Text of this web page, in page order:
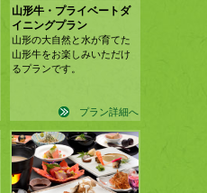
山形牛・プライベートダ
イニングプラン
山形の大自然と水が育てた
山形牛をお楽しみいただけ
るプランです。
プラン詳細へ